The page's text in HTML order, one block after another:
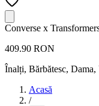
Converse x
409.90 RON
Înalți, Bărbătesc,
Acasă
/